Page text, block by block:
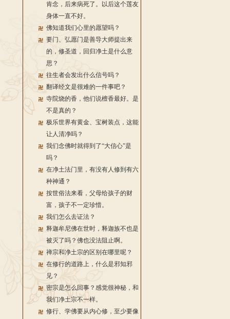
肯念，后来病死了。以后这个莲友
身体一直不好。
佛知道我们心里的愿望吗？
要门、弘愿门是善导大师提出来
的，修圣道，回归净土是什么意
思？
往生者会发出什么信号吗？
翻译经文是很难的一件事吧？
寺院烧的香，他们说檀香最好。是
不是真的？
极乐世界有黄金、宝树装点，这能
让人清净吗？
我们念佛时就得到了“大信心”是
吗？
在净土法门里，有没有人修到有六
种神通？
按世俗法来看，父母给孩子的财
富，孩子不一定珍惜。
我们怎么去证法？
释迦牟尼佛在世时，释迦族不也是
被灭了吗？佛也没法阻止啊。
禅宗和净土宗的区别在哪里呢？
在修行的道路上，什么是邪知邪
见？
密宗是怎么回事？感觉很神秘，和
我们净土宗不一样。
修行、学佛要从内心修，至少要像